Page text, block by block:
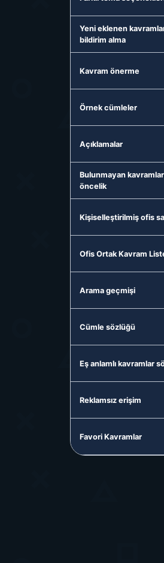
Yeni eklenen
bildirim alma
Kavram önerme
Örnek cümleler
Açıklamalar
Bulunmayan
öncelik
Kişiselleştirilmiş ofis
Ofis Ortak Kavram
Arama geçmişi
Cümle sözlüğü
Eş anlamlı kavramlar
Reklamsız erişim
Favori Kavramlar